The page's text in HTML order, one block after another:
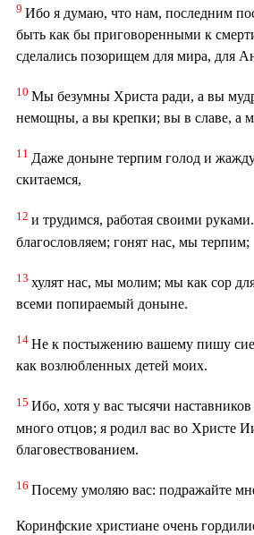
9 Ибо я думаю, что нам, последним
быть как бы приговоренными к
сделались позорищем для мира, для
10 Мы безумны Христа ради, а вы
немощны, а вы крепки; вы в славе, а
11 Даже доныне терпим голод и
скитаемся,
12 и трудимся, работая своими
благословляем; гонят нас, мы терпим;
13 хулят нас, мы молим; мы как сор
всеми попираемый доныне.
14 Не к постыжению вашему пишу
как возлюбленных детей моих.
15 Ибо, хотя у вас тысячи
много отцов; я родил вас во Христе
благовествованием.
16 Посему умоляю вас: подражайте
Коринфские христиане очень